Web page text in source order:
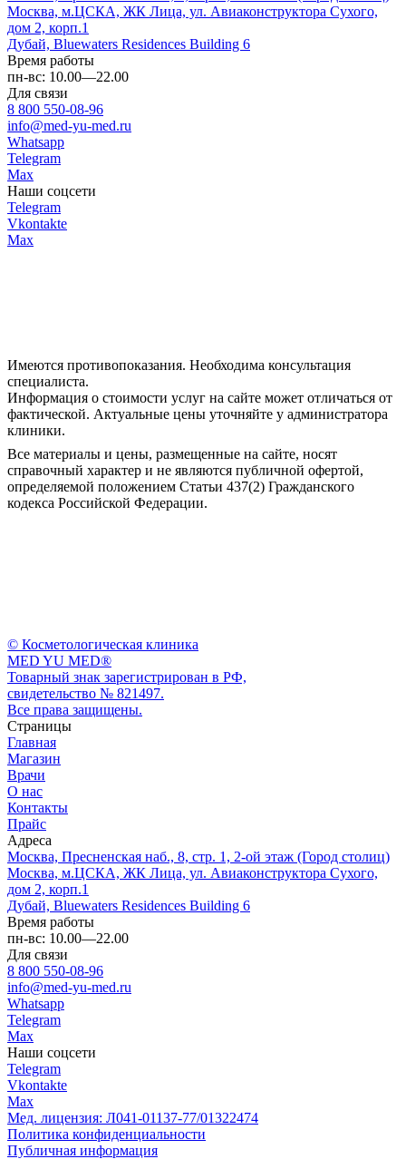
Москва, м.ЦСКА, ЖК Лица, ул. Авиаконструктора Сухого,
дом 2, корп.1
Дубай, Bluewaters Residences Building 6
Время работы
пн-вс: 10.00—22.00
Для связи
8 800 550-08-96
info@med-yu-med.ru
Whatsapp
Telegram
Max
Наши соцсети
Telegram
Vkontakte
Max
Все материалы и цены, размещенные на сайте, носят
справочный характер и не являются публичной офертой,
определяемой положением Статьи 437(2) Гражданского
кодекса Российской Федерации.
© Косметологическая клиника
MED YU MED®
Товарный знак зарегистрирован в РФ,
свидетельство № 821497.
Все права защищены.
Страницы
Главная
Магазин
Врачи
О нас
Контакты
Прайс
Адреса
Москва, Пресненская наб., 8, стр. 1, 2-ой этаж (Город столиц)
Москва, м.ЦСКА, ЖК Лица, ул. Авиаконструктора Сухого,
дом 2, корп.1
Дубай, Bluewaters Residences Building 6
Время работы
пн-вс: 10.00—22.00
Для связи
8 800 550-08-96
info@med-yu-med.ru
Whatsapp
Telegram
Max
Наши соцсети
Telegram
Vkontakte
Max
Мед. лицензия: Л041-01137-77/01322474
Политика конфиденциальности
Публичная информация